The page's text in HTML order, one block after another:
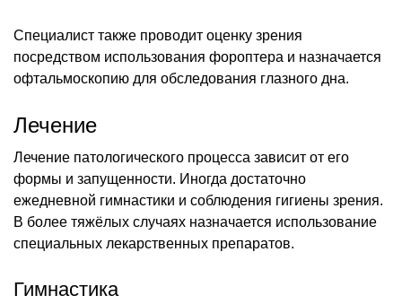
Специалист также проводит оценку зрения
посредством использования фороптера и назначается
офтальмоскопию для обследования глазного дна.
Лечение
Лечение патологического процесса зависит от его
формы и запущенности. Иногда достаточно
ежедневной гимнастики и соблюдения гигиены зрения.
В более тяжёлых случаях назначается использование
специальных лекарственных препаратов.
Гимнастика